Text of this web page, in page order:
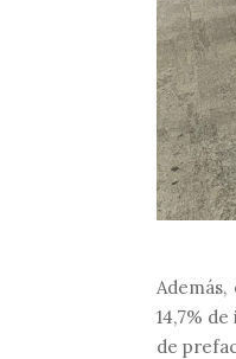
14,7%
de